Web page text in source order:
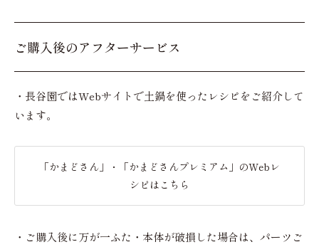
ご購入後のアフターサービス
・長谷園ではWebサイトで土鍋を使ったレシピをご紹介して
います。
「かまどさん」・「かまどさんプレミアム」のWebレ
シピはこちら
・ご購入後に万が一ふた・本体が破損した場合は、パーツご